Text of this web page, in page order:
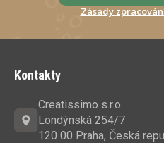
Zásady
Kontakty
Creatissimo s.r.o.
Londýnská 254/7
120 00 Praha, Česká